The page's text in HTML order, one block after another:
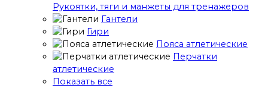
Рукоятки, тяги и манжеты для тренажеров
Гантели
Гири
Пояса атлетические
Перчатки
атлетические
Показать все